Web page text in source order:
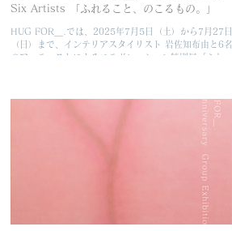
Six Artists 「ふれること、のこるもの。」
HUG FOR＿.では、2025年7月5日（土）から7月27日
（日）まで、インテリアスタイリスト 岩佐知布由と6名
のアーティストによるコラボレーション特別展「ふれる
してまいりました。また常設作品には、生活空間に自然
と調和しホームコレクションとしても取り入れやすい作
品をご紹介しています。そこで本特別展はより、アート
と暮らしの関係性を深く見つめ探る機会として開催いた
します。 本展は、岩佐知布由による空間演出のもと、
ギャラリーを一つの「暮らしの場」として見立て構成し
ます。誰かと過ごすリビング、一人静かに過ごす時間。
そのどちらにも寄り添うように、アートがさりげなく、
けれど確かに在る風景を皆さまにご覧いただきます。
── 出展アーティストは、稲田聡子、糸川ゆりえ、庄島